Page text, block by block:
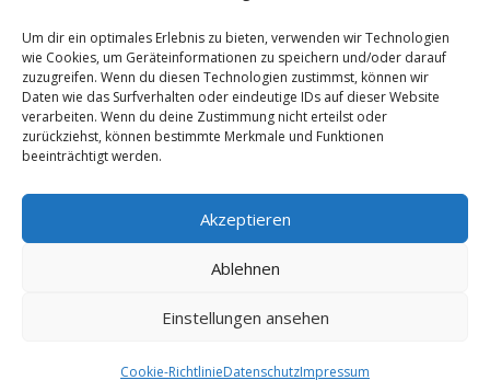
Um dir ein optimales Erlebnis zu bieten, verwenden wir Technologien
wie Cookies, um Geräteinformationen zu speichern und/oder darauf
zuzugreifen. Wenn du diesen Technologien zustimmst, können wir
Daten wie das Surfverhalten oder eindeutige IDs auf dieser Website
verarbeiten. Wenn du deine Zustimmung nicht erteilst oder
zurückziehst, können bestimmte Merkmale und Funktionen
beeinträchtigt werden.
Akzeptieren
Ablehnen
Einstellungen ansehen
Cookie-RichtlinieDatenschutzImpressum
1.6
Die Vorteile unsere Versicherung in
Malchow:
1.6.1Zeitgemäße Versicherungspolicen
sowie Zertifikat:
No tags for this post.
Copyright 2026 by digi-versicherung.de - Versicherung in der Nähe |
9.8.2026